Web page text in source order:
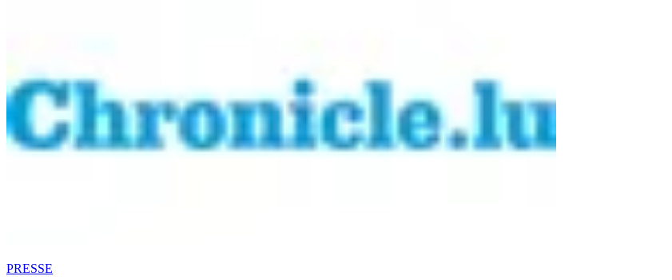
PRESSE